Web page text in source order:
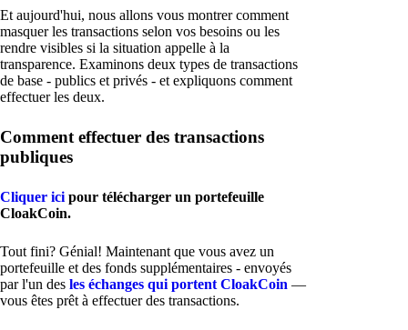
Et aujourd'hui, nous allons vous montrer comment
masquer les transactions selon vos besoins ou les
rendre visibles si la situation appelle à la
transparence. Examinons deux types de transactions
de base - publics et privés - et expliquons comment
effectuer les deux.
Comment effectuer des transactions
publiques
Cliquer ici pour télécharger un portefeuille
CloakCoin.
Tout fini? Génial! Maintenant que vous avez un
portefeuille et des fonds supplémentaires - envoyés
par l'un des les échanges qui portent CloakCoin —
vous êtes prêt à effectuer des transactions.